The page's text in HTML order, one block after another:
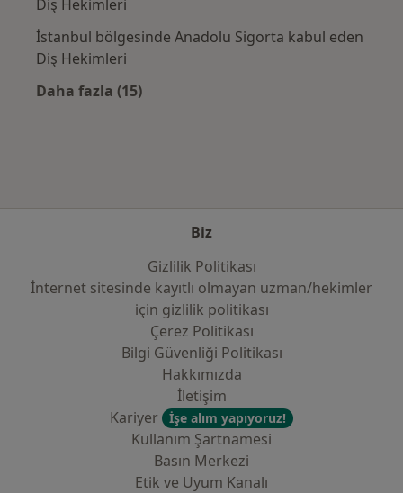
Diş Hekimleri
İstanbul bölgesinde Anadolu Sigorta kabul eden
Diş Hekimleri
Daha fazla (15)
Biz
Gizlilik Politikası
İnternet sitesinde kayıtlı olmayan uzman/hekimler
i̇çin gizlilik politikası
Çerez Politikası
Bilgi Güvenliği Politikası
Hakkımızda
İletişim
Kariyer
İşe alım yapıyoruz!
Kullanım Şartnamesi
Basın Merkezi
Etik ve Uyum Kanalı